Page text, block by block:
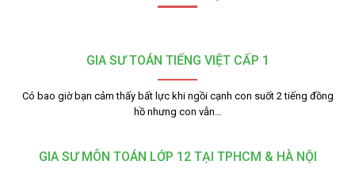
GIA SƯ TOÁN TIẾNG VIỆT CẤP 1
Có bao giờ bạn cảm thấy bất lực khi ngồi cạnh con suốt 2 tiếng đồng
hồ nhưng con vẫn…
GIA SƯ MÔN TOÁN LỚP 12 TẠI TPHCM & HÀ NỘI